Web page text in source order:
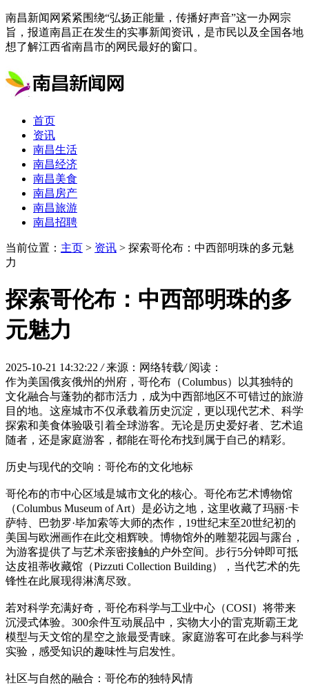
南昌新闻网紧紧围绕“弘扬正能量，传播好声音”这一办网宗
旨，报道南昌正在发生的实事新闻资讯，是市民以及全国各地
想了解江西省南昌市的网民最好的窗口。
首页
资讯
南昌生活
南昌经济
南昌美食
南昌房产
南昌旅游
南昌招聘
当前位置： 主页 > 资讯 > 探索哥伦布：中西部明珠的多元魅
力
探索哥伦布：中西部明珠的多
元魅力
2025-10-21 14:32:22 / 来源：网络转载/ 阅读：
作为美国俄亥俄州的州府，哥伦布（Columbus）以其独特的
文化融合与蓬勃的都市活力，成为中西部地区不可错过的旅游
目的地。这座城市不仅承载着历史沉淀，更以现代艺术、科学
探索和美食体验吸引着全球游客。无论是历史爱好者、艺术追
随者，还是家庭游客，都能在哥伦布找到属于自己的精彩。
历史与现代的交响：哥伦布的文化地标
哥伦布的市中心区域是城市文化的核心。哥伦布艺术博物馆
（Columbus Museum of Art）是必访之地，这里收藏了玛丽·卡
萨特、巴勃罗·毕加索等大师的杰作，19世纪末至20世纪初的
美国与欧洲画作在此交相辉映。博物馆外的雕塑花园与露台，
为游客提供了与艺术亲密接触的户外空间。步行5分钟即可抵
达皮祖蒂收藏馆（Pizzuti Collection Building），当代艺术的先
锋性在此展现得淋漓尽致。
若对科学充满好奇，哥伦布科学与工业中心（COSI）将带来
沉浸式体验。300余件互动展品中，实物大小的雷克斯霸王龙
模型与天文馆的星空之旅最受青睐。家庭游客可在此参与科学
实验，感受知识的趣味性与启发性。
社区与自然的融合：哥伦布的独特风情